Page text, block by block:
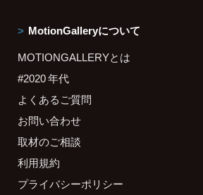
MotionGalleryについて
MOTIONGALLERYとは
#2020 年代
よくあるご質問
お問い合わせ
取材のご相談
利用規約
プライバシーポリシー